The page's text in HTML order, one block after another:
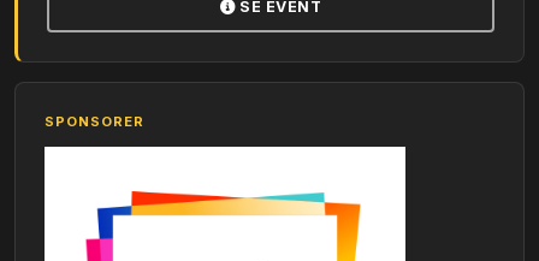
SE EVENT
SPONSORER